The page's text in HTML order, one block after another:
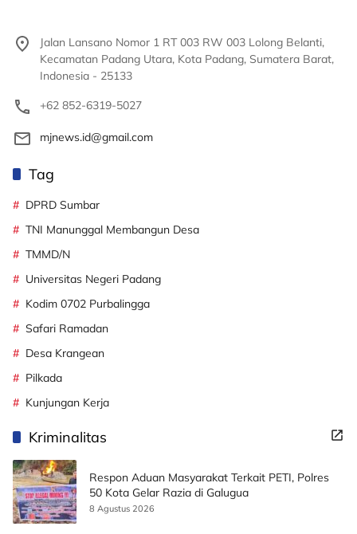
Jalan Lansano Nomor 1 RT 003 RW 003 Lolong Belanti,
Kecamatan Padang Utara, Kota Padang, Sumatera Barat,
Indonesia - 25133
+62 852-6319-5027
mjnews.id@gmail.com
Tag
DPRD Sumbar
TNI Manunggal Membangun Desa
TMMD/N
Universitas Negeri Padang
Kodim 0702 Purbalingga
Safari Ramadan
Desa Krangean
Pilkada
Kunjungan Kerja
Kriminalitas
Respon Aduan Masyarakat Terkait PETI, Polres
50 Kota Gelar Razia di Galugua
8 Agustus 2026